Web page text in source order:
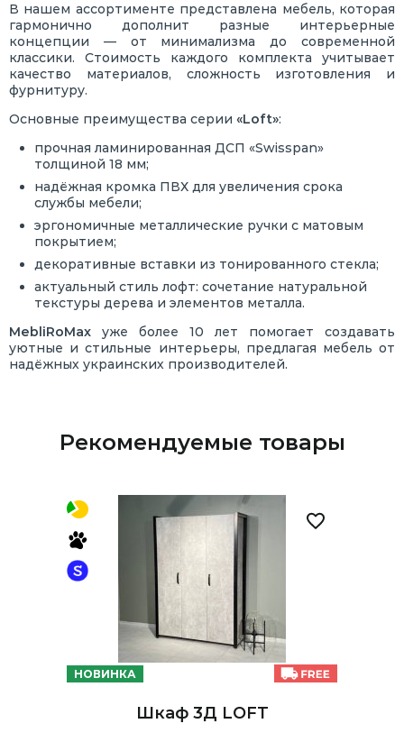
В нашем ассортименте представлена мебель, которая
гармонично дополнит разные интерьерные
концепции — от минимализма до современной
классики. Стоимость каждого комплекта учитывает
качество материалов, сложность изготовления и
фурнитуру.
Основные преимущества серии «Loft»:
прочная ламинированная ДСП «Swisspan»
толщиной 18 мм;
надёжная кромка ПВХ для увеличения срока
службы мебели;
эргономичные металлические ручки с матовым
покрытием;
декоративные вставки из тонированного стекла;
актуальный стиль лофт: сочетание натуральной
текстуры дерева и элементов металла.
MebliRoMax уже более 10 лет помогает создавать
уютные и стильные интерьеры, предлагая мебель от
надёжных украинских производителей.
Рекомендуемые товары
НОВИНКА
Шкаф 3Д LOFT